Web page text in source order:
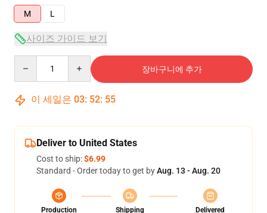
M
L
사이즈 가이드 보기
장바구니에 추가
이 세일은 03: 52: 54
Deliver to United States
Cost to ship:$6.99
Standard - Order today to get byAug. 13 - Aug. 20
Production
Shipping
Delivered